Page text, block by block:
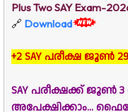
Plus Two SAY Exam-
🔗 Download
+2 SAY പരീക്ഷ
SAY പരീക്ഷക്ക് ജൂൺ
അപേക്ഷിക്കാം...